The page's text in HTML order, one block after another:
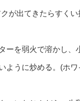
クが出てきたらすく
ーを弱火で溶かし、
ように炒める。(ホ